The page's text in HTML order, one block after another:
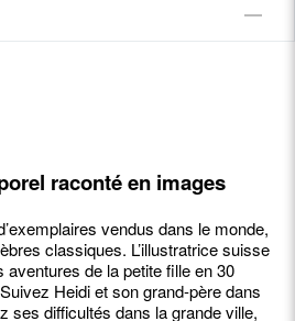
raconté en images
vendus dans le monde,
classiques. L’illustratrice suisse
de la petite fille en 30
Heidi et son grand-père dans
ses difficultés dans la grande ville,